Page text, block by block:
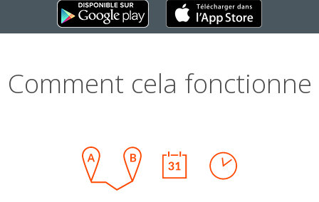
Comment cela fonctionne